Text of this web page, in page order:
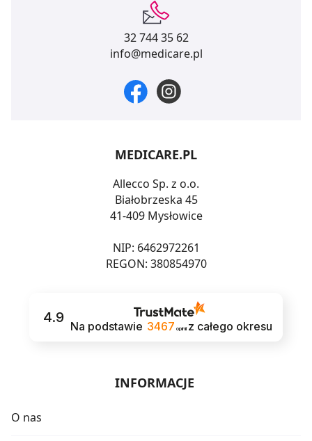
32 744 35 62
info@medicare.pl
MEDICARE.PL
Allecco Sp. z o.o.
Białobrzeska 45
41-409 Mysłowice
NIP: 6462972261
REGON: 380854970
4.9
Na podstawie 3467 opinii z całego okresu
INFORMACJE
O nas